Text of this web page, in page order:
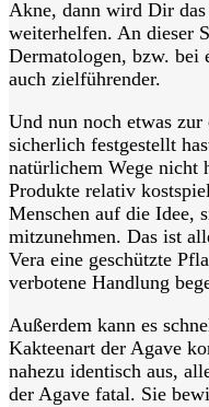
Akne, dann wird Dir
weiterhelfen. An dieser
Dermatologen, bzw. bei
auch zielführender.
Und nun noch etwas
sicherlich festgestellt
natürlichem Wege nicht
Produkte relativ
Menschen auf die Idee,
mitzunehmen. Das ist
Vera eine geschützte
verbotene Handlung
Außerdem kann es
Kakteenart der Agave
nahezu identisch aus,
der Agave fatal. Sie